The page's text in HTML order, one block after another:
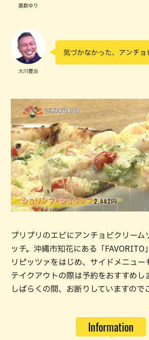
嘉数ゆり
大川豊治
気づかなかった、アンチョ
プリプリのエビにアンチョビクリーム
ッチ。沖縄市知花にある「FAVORITO
リピッツァをはじめ、サイドメニュー
テイクアウトの際は予約をおすすめし
しばらくの間、お断りしていますので
Information